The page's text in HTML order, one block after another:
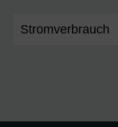
Stromverbrauch